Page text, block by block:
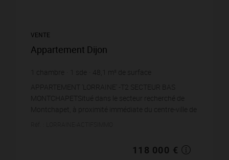
VENTE
Appartement Dijon
chambre sde 48,1
m² de surface
2 453,22 € prix / m²
APPARTEMENT 'LORRAINE' -T2 SECTEUR BAS
MONTCHAPETSitué dans le secteur recherché de
Montchapet, à proximité immédiate du centre-ville de
118 000 €